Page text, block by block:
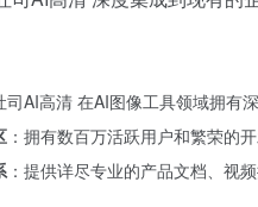
司AI高清 在AI图像工具领域拥
：拥有数百万活跃用户和繁荣的
：提供详尽专业的产品文档、视